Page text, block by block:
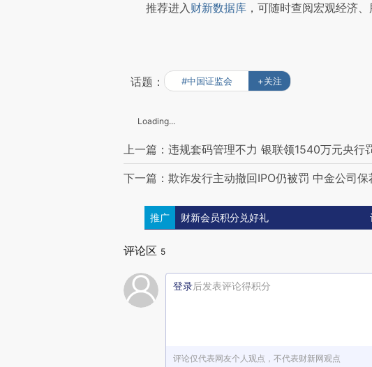
推荐进入财新数据库 ，可随时查阅宏观经济
话题： #中国证监会 +关注
Loading...
上一篇：违规套码管理不力 银联领1540万元央行
下一篇：欺诈发行主动撤回IPO仍被罚 中金公司保
推广 财新会员积分兑好礼
评论区 5
登录后发表评论得积分
评论仅代表网友个人观点，不代表财新网观点